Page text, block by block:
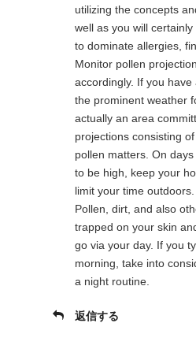
utilizing the concepts
well as you will
to dominate allergies,
Monitor pollen
accordingly. If you
the prominent weather
actually an area
projections consisting
pollen matters. On
to be high, keep your
limit your time outdoors.
Pollen, dirt, and also
trapped on your skin
go via your day. If you
morning, take into
a night routine.
返信する